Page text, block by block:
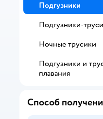
Подгузники
Подгузники-
Ночные трусики
Подгузники и
плавания
Способ